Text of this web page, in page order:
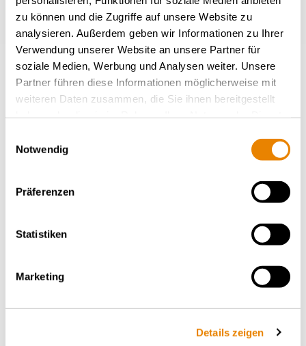
zu können und die Zugriffe auf unsere Website zu
analysieren. Außerdem geben wir Informationen zu Ihrer
Verwendung unserer Website an unsere Partner für
soziale Medien, Werbung und Analysen weiter. Unsere
Partner führen diese Informationen möglicherweise mit
weiteren Daten zusammen, die Sie ihnen bereitgestellt
Notwendig
Präferenzen
Statistiken
Marketing
Details zeigen
Wagon couvert Shimmns
Wagon Shimmns TTU automatisé